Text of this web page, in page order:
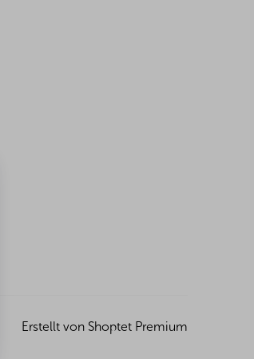
Erstellt von Shoptet Premium